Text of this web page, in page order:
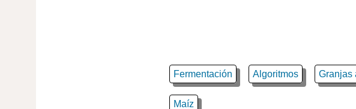
Fermentación Algoritmos Granjas
Maíz